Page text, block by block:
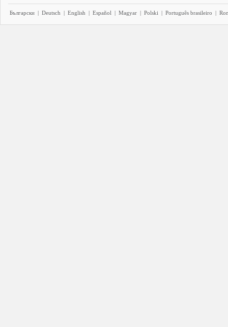
Български | Deutsch | English | Español | Magyar | Polski | Português brasileiro |